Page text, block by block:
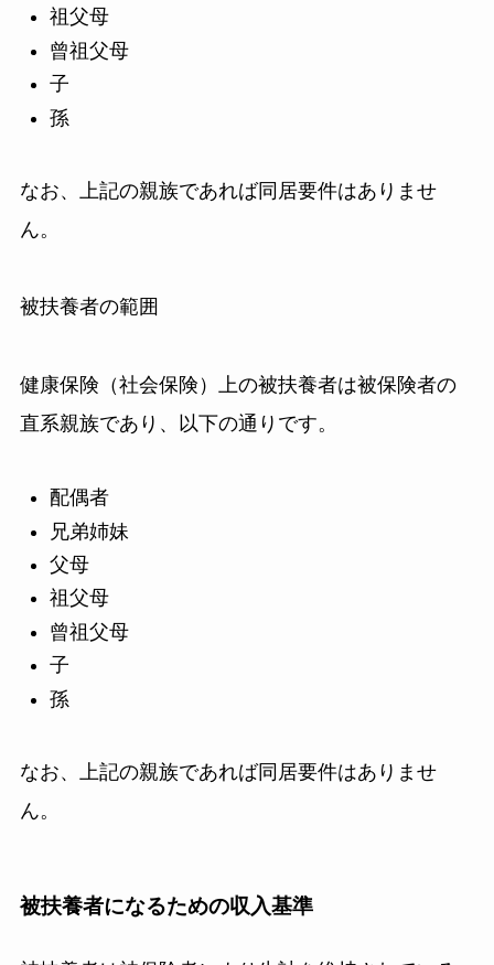
祖父母
曾祖父母
子
孫
なお、上記の親族であれば同居要件はありませ
ん。
被扶養者の範囲
健康保険（社会保険）上の被扶養者は被保険者の
直系親族であり、以下の通りです。
配偶者
兄弟姉妹
父母
祖父母
曾祖父母
子
孫
なお、上記の親族であれば同居要件はありませ
ん。
被扶養者になるための収入基準